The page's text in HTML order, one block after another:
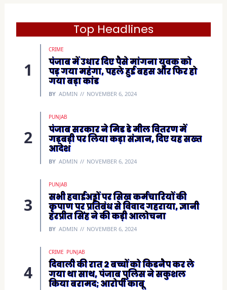
e
s
e
w
Top Headlines
CRIME
पंजाब में उधार दिए पैसे मांगना युवक को
पड़ गया महंगा, पहले हुई बहस और फिर हो
गया बड़ा कांड
BY ADMIN NOVEMBER 6, 2024
PUNJAB
पंजाब सरकार ने मिड डे मील वितरण में
गड़बड़ी पर लिया कड़ा संज्ञान, दिए यह सख्त
आदेश
BY ADMIN NOVEMBER 6, 2024
PUNJAB
सभी हवाईअड्डों पर सिख कर्मचारियों की
कृपाण पर प्रतिबंध से विवाद गहराया, ज्ञानी
हरप्रीत सिंह ने की कड़ी आलोचना
BY ADMIN NOVEMBER 6, 2024
CRIME PUNJAB
दिवाली की रात 2 बच्चों को किडनैप कर ले
गया था साथ, पंजाब पुलिस ने सकुशल
किया बरामद; आरोपी काबू